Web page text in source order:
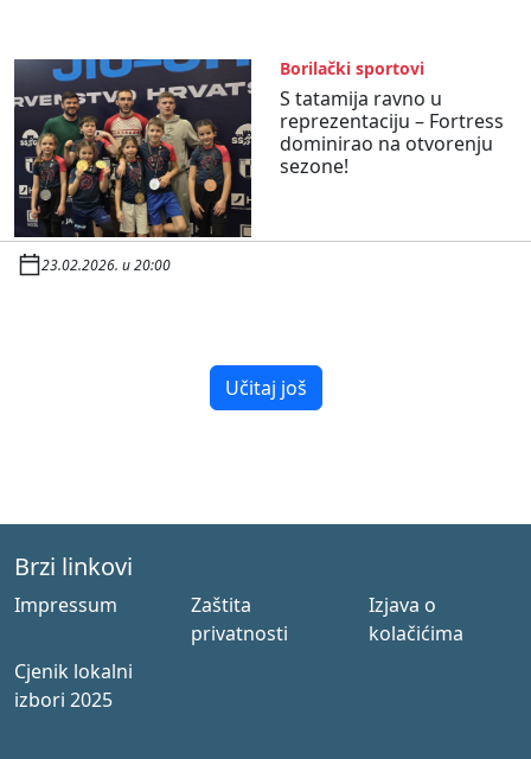
Borilački sportovi
S tatamija ravno u
reprezentaciju – Fortress
dominirao na otvorenju
sezone!
23.02.2026. u 20:00
Učitaj još
Brzi linkovi
Impressum
Zaštita
privatnosti
Izjava o
kolačićima
Cjenik lokalni
izbori 2025